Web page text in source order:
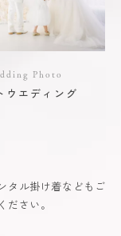
Photo
ウエディング
タル掛け着などもご
さい。